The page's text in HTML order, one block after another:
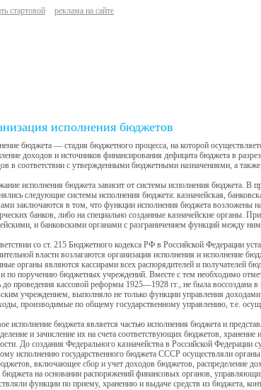
стартовой реклама на сайте
исполнения бюджетов
бюджета — стадия бюджетного процесса, на которой
доходов и источников финансирования дефицита бюджета в
в соответствии с утвержденными бюджетными назначениями, а
исполнения бюджета зависит от системы исполнения бюджета. В
следующие системы исполнения бюджета: казначейская,
заключаются в том, что функции исполнения бюджета возложены
банков, либо на специально созданные казначейские органы.
и банковскими органами с разграничением функций между
со ст. 215 Бюджетного кодекса РФ в Российской Федерации
власти возлагаются организация исполнения и исполнение
органы являются кассирами всех распорядителей и получателей
по поручению бюджетных учреждений. Вместе с тем необходимо
до проведения кассовой реформы 1925—1928 гг., не была воссоздана
учреждением, выполняло не только функции управления
производимые по общему государственному управлению, т.е.
исполнение бюджета является частью исполнения бюджета и
и зачисление их на счета соответствующих бюджетов,
До создания Федерального казначейства в Российской
исполнению государственного бюджета СССР осуществляли
включающее сбор и учет доходов бюджетов, распределение
бюджета на основании распоряжений финансовых органов,
функции по приему, хранению и выдаче средств из бюджета,